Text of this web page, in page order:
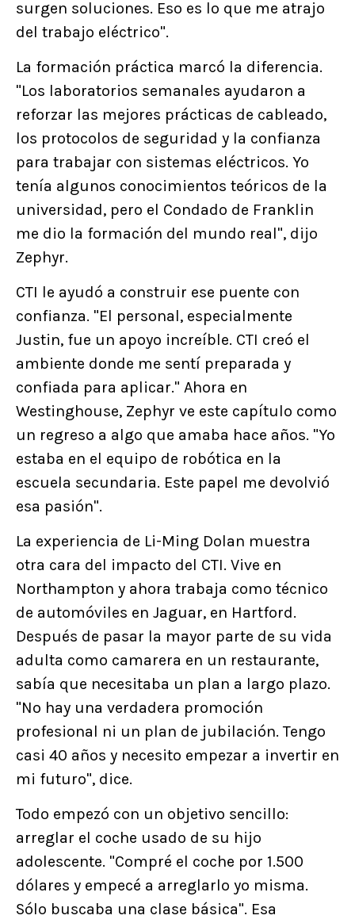
surgen soluciones. Eso es lo que me atrajo
del trabajo eléctrico".
La formación práctica marcó la diferencia.
"Los laboratorios semanales ayudaron a
reforzar las mejores prácticas de cableado,
los protocolos de seguridad y la confianza
para trabajar con sistemas eléctricos. Yo
tenía algunos conocimientos teóricos de la
universidad, pero el Condado de Franklin
me dio la formación del mundo real", dijo
Zephyr.
CTI le ayudó a construir ese puente con
confianza. "El personal, especialmente
Justin, fue un apoyo increíble. CTI creó el
ambiente donde me sentí preparada y
confiada para aplicar." Ahora en
Westinghouse, Zephyr ve este capítulo como
un regreso a algo que amaba hace años. "Yo
estaba en el equipo de robótica en la
escuela secundaria. Este papel me devolvió
esa pasión".
La experiencia de Li-Ming Dolan muestra
otra cara del impacto del CTI. Vive en
Northampton y ahora trabaja como técnico
de automóviles en Jaguar, en Hartford.
Después de pasar la mayor parte de su vida
adulta como camarera en un restaurante,
sabía que necesitaba un plan a largo plazo.
"No hay una verdadera promoción
profesional ni un plan de jubilación. Tengo
casi 40 años y necesito empezar a invertir en
mi futuro", dice.
Todo empezó con un objetivo sencillo:
arreglar el coche usado de su hijo
adolescente. "Compré el coche por 1.500
dólares y empecé a arreglarlo yo misma.
Sólo buscaba una clase básica". Esa